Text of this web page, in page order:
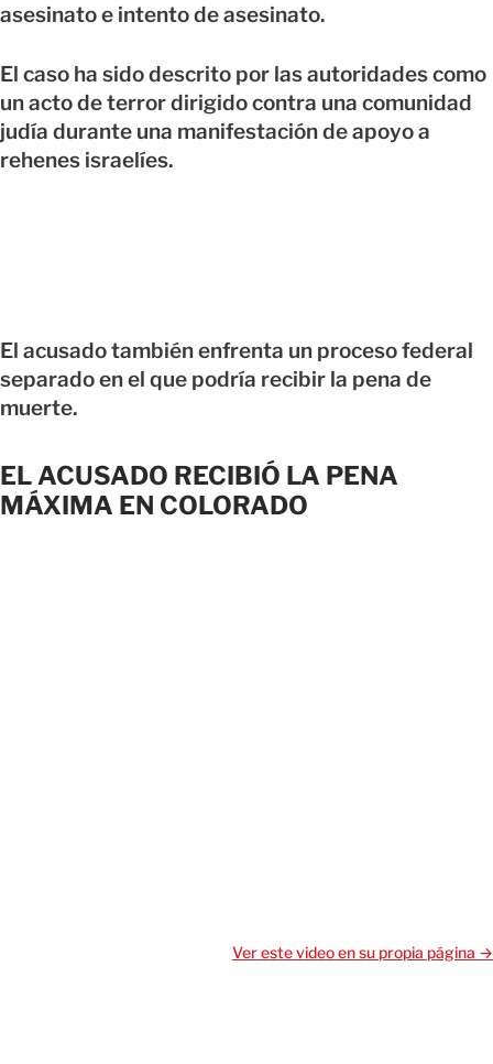
asesinato e intento de asesinato.
El caso ha sido descrito por las autoridades como
un acto de terror dirigido contra una comunidad
judía durante una manifestación de apoyo a
rehenes israelíes.
El acusado también enfrenta un proceso federal
separado en el que podría recibir la pena de
muerte.
EL ACUSADO RECIBIÓ LA PENA
MÁXIMA EN COLORADO
Ver este video en su propia página →